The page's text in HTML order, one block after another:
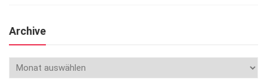
Archive